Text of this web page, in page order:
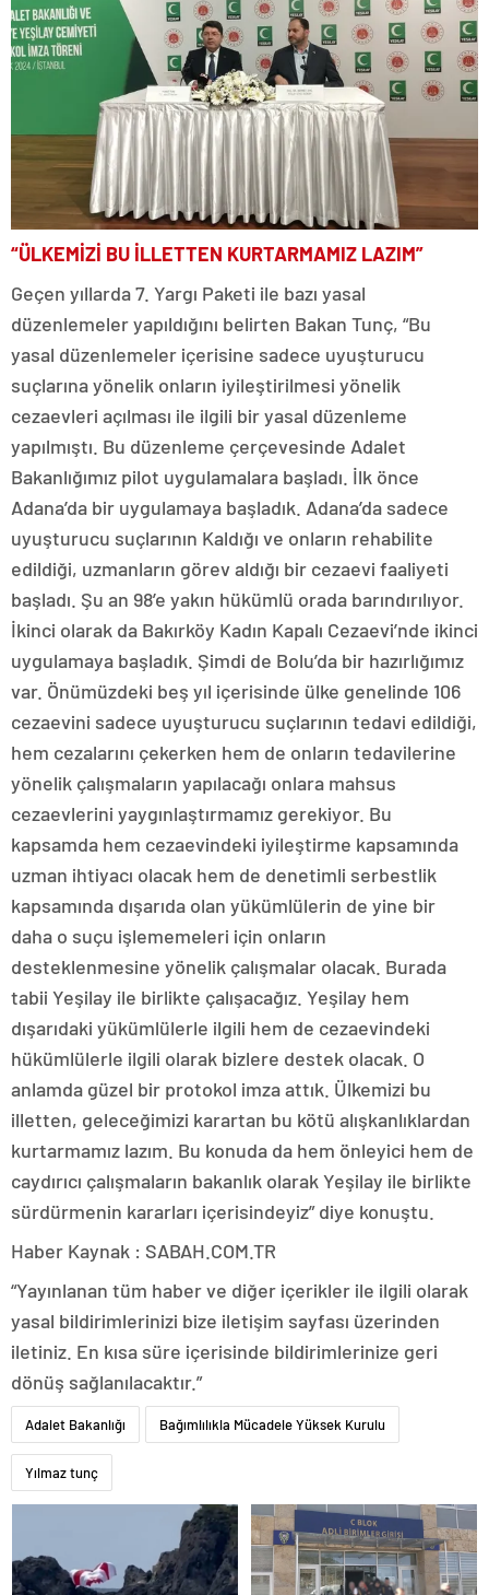
“ÜLKEMİZİ BU İLLETTEN KURTARMAMIZ LAZIM”
Geçen yıllarda 7. Yargı Paketi ile bazı yasal
düzenlemeler yapıldığını belirten Bakan Tunç, “Bu
yasal düzenlemeler içerisine sadece uyuşturucu
suçlarına yönelik onların iyileştirilmesi yönelik
cezaevleri açılması ile ilgili bir yasal düzenleme
yapılmıştı. Bu düzenleme çerçevesinde Adalet
Bakanlığımız pilot uygulamalara başladı. İlk önce
Adana’da bir uygulamaya başladık. Adana’da sadece
uyuşturucu suçlarının Kaldığı ve onların rehabilite
edildiği, uzmanların görev aldığı bir cezaevi faaliyeti
başladı. Şu an 98’e yakın hükümlü orada barındırılıyor.
İkinci olarak da Bakırköy Kadın Kapalı Cezaevi’nde ikinci
uygulamaya başladık. Şimdi de Bolu’da bir hazırlığımız
var. Önümüzdeki beş yıl içerisinde ülke genelinde 106
cezaevini sadece uyuşturucu suçlarının tedavi edildiği,
hem cezalarını çekerken hem de onların tedavilerine
yönelik çalışmaların yapılacağı onlara mahsus
cezaevlerini yaygınlaştırmamız gerekiyor. Bu
kapsamda hem cezaevindeki iyileştirme kapsamında
uzman ihtiyacı olacak hem de denetimli serbestlik
kapsamında dışarıda olan yükümlülerin de yine bir
daha o suçu işlememeleri için onların
desteklenmesine yönelik çalışmalar olacak. Burada
tabii Yeşilay ile birlikte çalışacağız. Yeşilay hem
dışarıdaki yükümlülerle ilgili hem de cezaevindeki
hükümlülerle ilgili olarak bizlere destek olacak. O
anlamda güzel bir protokol imza attık. Ülkemizi bu
illetten, geleceğimizi karartan bu kötü alışkanlıklardan
kurtarmamız lazım. Bu konuda da hem önleyici hem de
caydırıcı çalışmaların bakanlık olarak Yeşilay ile birlikte
sürdürmenin kararları içerisindeyiz” diye konuştu.
Haber Kaynak : SABAH.COM.TR
“Yayınlanan tüm haber ve diğer içerikler ile ilgili olarak
yasal bildirimlerinizi bize iletişim sayfası üzerinden
iletiniz. En kısa süre içerisinde bildirimlerinize geri
dönüş sağlanılacaktır.”
Adalet Bakanlığı Bağımlılıkla Mücadele Yüksek Kurulu
Yılmaz tunç